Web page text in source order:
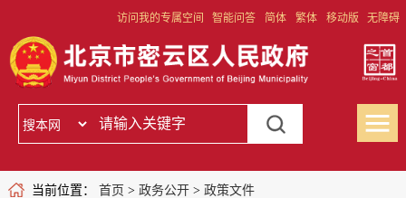
访问我的专属空间 智能问答 简体 繁体 移动版 无障碍
当前位置： 首页 > 政务公开> 政策文件